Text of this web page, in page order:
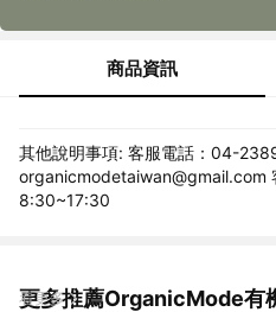
商品資訊
其他說明事項: 客服電話：04-
organicmodetaiwan@gmail.com
8:30~17:30
更多推薦OrganicMode有
看更多